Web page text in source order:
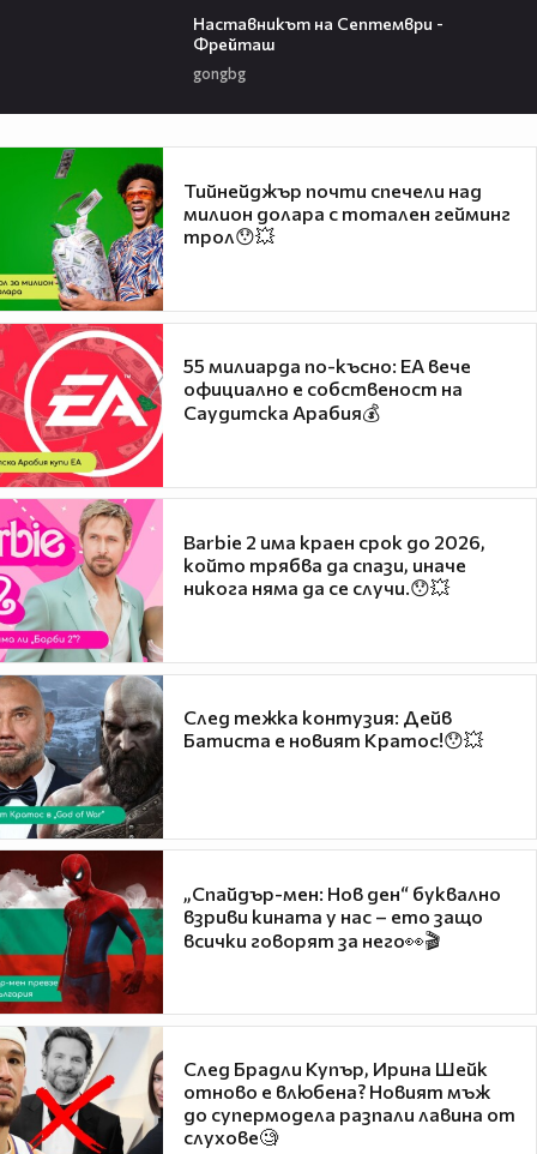
Наставникът на Септември -
Фрейташ
gongbg
Тийнейджър почти спечели над
милион долара с тотален гейминг
трол😯💥
55 милиарда по-късно: EA вече
официално е собственост на
Саудитска Арабия💰
Barbie 2 има краен срок до 2026,
който трябва да спази, иначе
никога няма да се случи.😯💥
След тежка контузия: Дейв
Батиста е новият Кратос!😯💥
„Спайдър-мен: Нов ден“ буквално
взриви кината у нас – ето защо
всички говорят за него👀🎬
След Брадли Купър, Ирина Шейк
отново е влюбена? Новият мъж
до супермодела разпали лавина от
слухове🧐